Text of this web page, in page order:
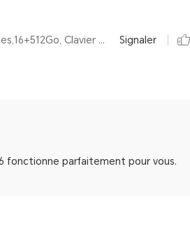
Par HONOR MagicBook X 16 2024 Intel® Core™ i5 de 12e génération,16 Pouces,16+512Go, Clavier AZERTY, Space Gray Signaler
fonctionne parfaitement pour vous.